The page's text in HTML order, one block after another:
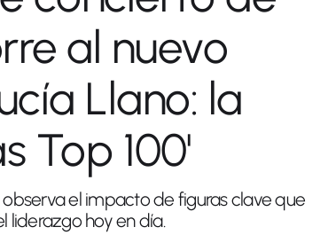
al nuevo
Llano: la
Top 100'
el impacto de figuras clave que
liderazgo hoy en día.